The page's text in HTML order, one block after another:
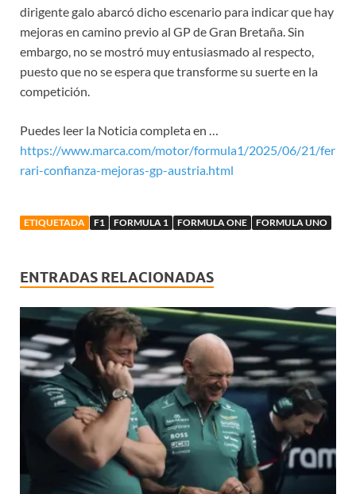
dirigente galo abarcó dicho escenario para indicar que hay
mejoras en camino previo al GP de Gran Bretaña. Sin
embargo, no se mostró muy entusiasmado al respecto,
puesto que no se espera que transforme su suerte en la
competición.
Puedes leer la Noticia completa en …
https://www.marca.com/motor/formula1/2025/06/21/fer
rari-confianza-mejoras-gp-austria.html
ETIQUETADA F1 FORMULA 1 FORMULA ONE FORMULA UNO
ENTRADAS RELACIONADAS